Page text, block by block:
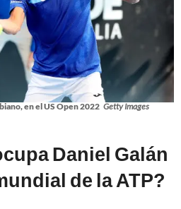
en el US Open 2022 Getty Images
Daniel Galán
de la ATP?